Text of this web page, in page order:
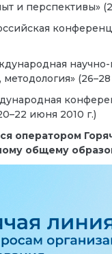
и перспективы»
июня 2010 г.)
оператором
общему